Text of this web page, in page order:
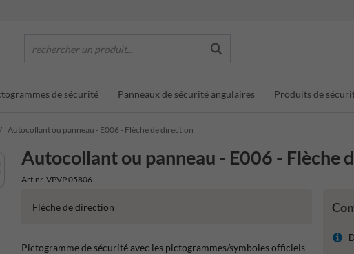
rechercher un produit...
de sécurité Panneaux de sécurité angulaires Produits de
Autocollant ou panneau - E006 - Flèche de direction
Autocollant ou panneau - E006 - Flèche
Art.nr. VPVP.05806
Flèche de direction
Pictogramme de sécurité avec les pictogrammes/symboles officiels